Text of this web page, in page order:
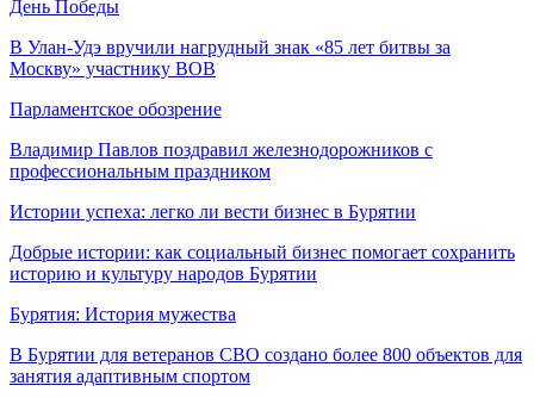
День Победы
В Улан-Удэ вручили нагрудный знак «85 лет битвы за
Москву» участнику ВОВ
Парламентское обозрение
Владимир Павлов поздравил железнодорожников с
профессиональным праздником
Истории успеха: легко ли вести бизнес в Бурятии
Добрые истории: как социальный бизнес помогает сохранить
историю и культуру народов Бурятии
Бурятия: История мужества
В Бурятии для ветеранов СВО создано более 800 объектов для
занятия адаптивным спортом